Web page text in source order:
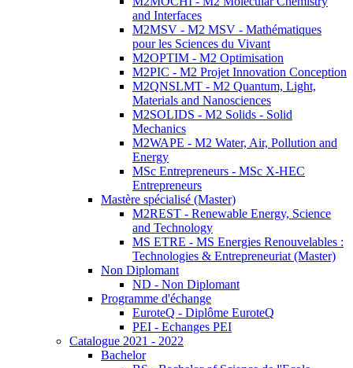
and Interfaces
M2MSV - M2 MSV - Mathématiques
pour les Sciences du Vivant
M2OPTIM - M2 Optimisation
M2PIC - M2 Projet Innovation Conception
M2QNSLMT - M2 Quantum, Light,
Materials and Nanosciences
M2SOLIDS - M2 Solids - Solid
Mechanics
M2WAPE - M2 Water, Air, Pollution and
Energy
MSc Entrepreneurs - MSc X-HEC
Entrepreneurs
Mastère spécialisé (Master)
M2REST - Renewable Energy, Science
and Technology
MS ETRE - MS Energies Renouvelables :
Technologies & Entrepreneuriat (Master)
Non Diplomant
ND - Non Diplomant
Programme d'échange
EuroteQ - Diplôme EuroteQ
PEI - Echanges PEI
Catalogue 2021 - 2022
Bachelor